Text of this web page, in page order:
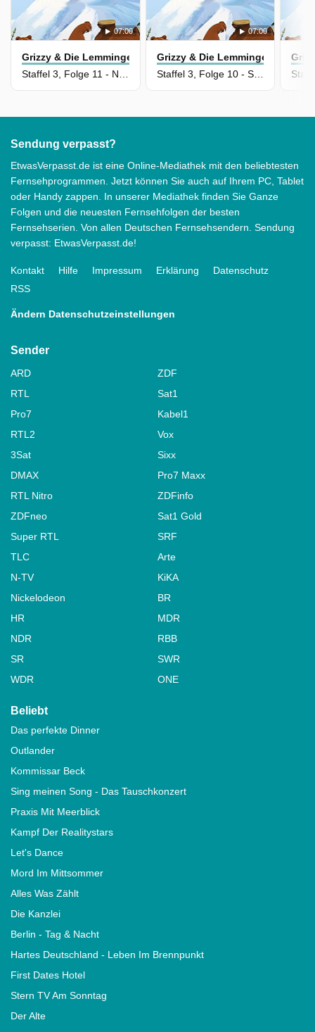
07:00
Grizzy & Die Lemminge
07:00
Grizzy & Die Lemminge
Staffel 3, Folge 10 - Schirm im Lemmingregen
Sendung verpasst?
EtwasVerpasst.de ist eine Online-Mediathek mit den beliebtesten
Fernsehprogrammen. Jetzt können Sie auch auf Ihrem PC, Tablet
oder Handy zappen. In unserer Mediathek finden Sie Ganze
Folgen und die neuesten Fernsehfolgen der besten
Fernsehserien. Von allen Deutschen Fernsehsendern. Sendung
verpasst: EtwasVerpasst.de!
Kontakt Hilfe Impressum Erklärung
Datenschutz
RSS
Ändern Datenschutzeinstellungen
Sender
ARD
ZDF
RTL
Sat1
Pro7
Kabel1
RTL2
Vox
3Sat
Sixx
DMAX
Pro7 Maxx
RTL Nitro
ZDFinfo
ZDFneo
Sat1 Gold
Super RTL
SRF
TLC
Arte
N-TV
KiKA
Nickelodeon
BR
HR
MDR
NDR
RBB
SR
SWR
WDR
ONE
Beliebt
Das perfekte Dinner
Outlander
Kommissar Beck
Sing meinen Song - Das Tauschkonzert
Praxis Mit Meerblick
Kampf Der Realitystars
Let's Dance
Mord Im Mittsommer
Alles Was Zählt
Die Kanzlei
Berlin - Tag & Nacht
Hartes Deutschland - Leben Im Brennpunkt
First Dates Hotel
Stern TV Am Sonntag
Der Alte